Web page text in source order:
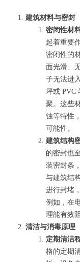
建筑材料与密封
密闭性材
起着重要
密闭性的
面光滑、
子无法进
坪或 PVC
聚。这些
蚀等特性
可能性。
建筑结构
的密封也
装密封条
与建筑结
进行封堵
例如，在
理能有效
清洁与消毒原理
定期清洁
格的定期